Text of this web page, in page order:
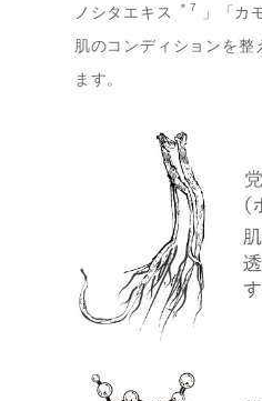
ノシタエキス
＊7 」「カ
肌のコンディションを整
ます。